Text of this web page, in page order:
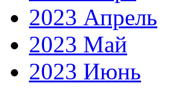
2023 Апрель
2023 Май
2023 Июнь